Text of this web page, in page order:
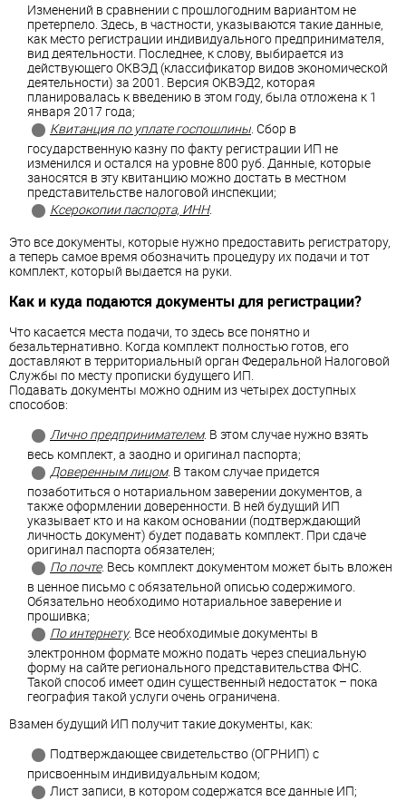
Изменений в сравнении с прошлогодним вариантом не
претерпело. Здесь, в частности, указываются такие данные,
как место регистрации индивидуального предпринимателя,
вид деятельности. Последнее, к слову, выбирается из
действующего ОКВЭД (классификатор видов экономической
деятельности) за 2001. Версия ОКВЭД2, которая
планировалась к введению в этом году, была отложена к 1
января 2017 года;
Квитанция по уплате госпошлины. Сбор в
государственную казну по факту регистрации ИП не
изменился и остался на уровне 800 руб. Данные, которые
заносятся в эту квитанцию можно достать в местном
представительстве налоговой инспекции;
Ксерокопии паспорта, ИНН.
Это все документы, которые нужно предоставить регистратору,
а теперь самое время обозначить процедуру их подачи и тот
комплект, который выдается на руки.
Как и куда подаются документы для регистрации?
Что касается места подачи, то здесь все понятно и
безальтернативно. Когда комплект полностью готов, его
доставляют в территориальный орган Федеральной Налоговой
Службы по месту прописки будущего ИП.
Подавать документы можно одним из четырех доступных
способов:
Лично предпринимателем. В этом случае нужно взять
весь комплект, а заодно и оригинал паспорта;
Доверенным лицом. В таком случае придется
позаботиться о нотариальном заверении документов, а
также оформлении доверенности. В ней будущий ИП
указывает кто и на каком основании (подтверждающий
личность документ) будет подавать комплект. При сдаче
оригинал паспорта обязателен;
По почте. Весь комплект документом может быть вложен
в ценное письмо с обязательной описью содержимого.
Обязательно необходимо нотариальное заверение и
прошивка;
По интернету. Все необходимые документы в
электронном формате можно подать через специальную
форму на сайте регионального представительства ФНС.
Такой способ имеет один существенный недостаток – пока
география такой услуги очень ограничена.
Взамен будущий ИП получит такие документы, как:
Подтверждающее свидетельство (ОГРНИП) с
присвоенным индивидуальным кодом;
Лист записи, в котором содержатся все данные ИП;